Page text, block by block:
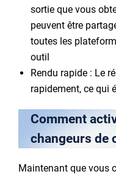
sortie que vous
peuvent être
toutes les
outil
Rendu rapide : Le
rapidement, ce qui
Comment
changeurs de
Maintenant que vous